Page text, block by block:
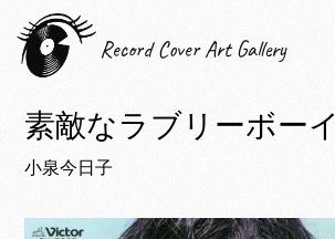
Record Cover Art Gallery
素敵なラブリーボーイ
小泉今日子